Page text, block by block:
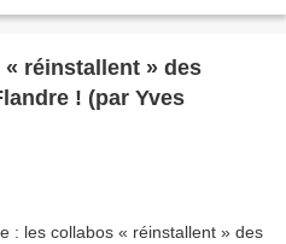
réinstallent » des
! (par Yves